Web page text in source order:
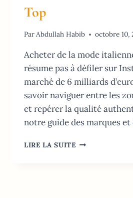
Top
ParAbdullah Habib octobre 10,
Acheter de la mode
résume pas à défiler sur
marché de 6 milliards
savoir naviguer entre les
et repérer la qualité
notre guide des marques
LIRE LA SUITESHOPPING